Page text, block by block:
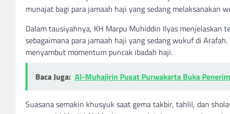
munajat bagi para jamaah haji yang sedang melaksanakan
Dalam tausiyahnya, KH Marpu Muhiddin Ilyas
sebagaimana para jamaah haji yang sedang wukuf di
menyambut momentum puncak ibadah haji.
Baca Juga: Al-Muhajirin Pusat Purwakarta Buka
Suasana semakin khusyuk saat gema takbir, tahlil, dan